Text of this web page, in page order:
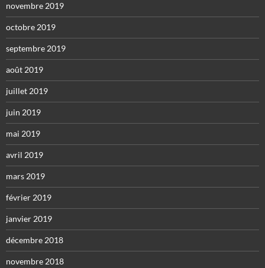
novembre 2019
octobre 2019
septembre 2019
août 2019
juillet 2019
juin 2019
mai 2019
avril 2019
mars 2019
février 2019
janvier 2019
décembre 2018
novembre 2018